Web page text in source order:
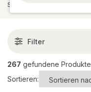
Seiden & trockenblumen
Filter
267 gefundene Produkte
Sortieren: